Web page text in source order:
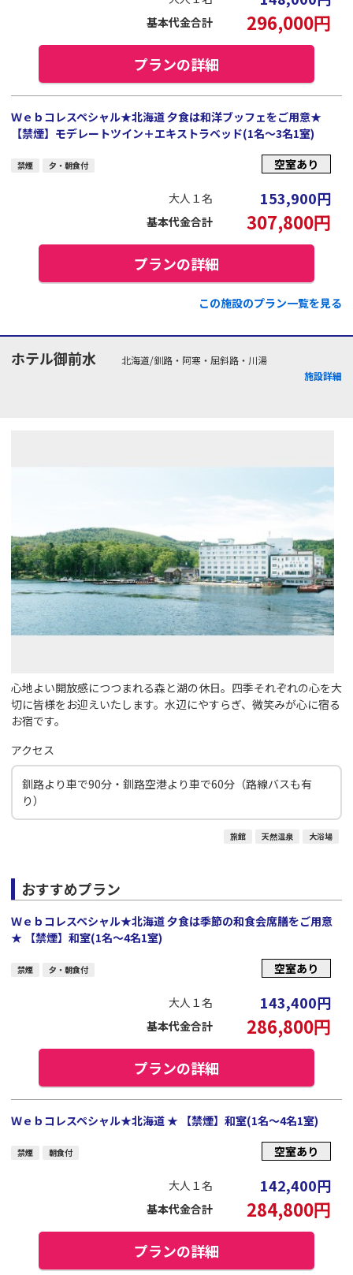
基本代金合計 296,000円
プランの詳細
Ｗｅｂコレスペシャル★北海道 夕食は和洋ブッフェをご用意★
【禁煙】モデレートツイン＋エキストラベッド(1名～3名1室)
禁煙 夕・朝食付 空室あり
大人１名 153,900円
基本代金合計 307,800円
プランの詳細
この施設のプラン一覧を見る
ホテル御前水
北海道/釧路・阿寒・屈斜路・川湯
施設詳細
心地よい開放感につつまれる森と湖の休日。四季それぞれの心を大
切に皆様をお迎えいたします。水辺にやすらぎ、微笑みが心に宿る
お宿です。
アクセス
釧路より車で90分・釧路空港より車で60分（路線バスも有
り）
旅館 天然温泉 大浴場
おすすめプラン
Ｗｅｂコレスペシャル★北海道 夕食は季節の和食会席膳をご用意
★ 【禁煙】和室(1名～4名1室)
禁煙 夕・朝食付 空室あり
大人１名 143,400円
基本代金合計 286,800円
プランの詳細
Ｗｅｂコレスペシャル★北海道 ★ 【禁煙】和室(1名～4名1室)
禁煙 朝食付 空室あり
大人１名 142,400円
基本代金合計 284,800円
プランの詳細